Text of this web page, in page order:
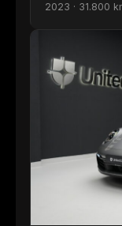
2023 · 31.800